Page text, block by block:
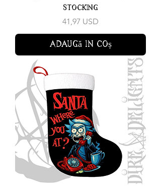
Stocking
Preț
41,97 USD
Adaugă în coș